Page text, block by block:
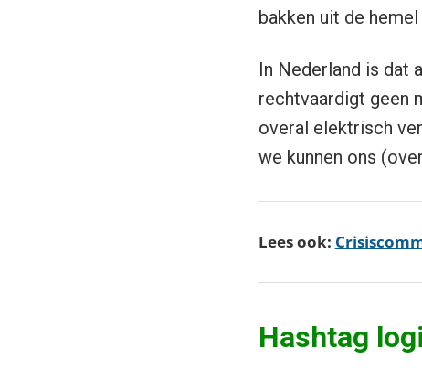
bakken uit de
In Nederland is dat
rechtvaardigt geen
overal elektrisch
we kunnen ons
Lees ook:
Hashtag